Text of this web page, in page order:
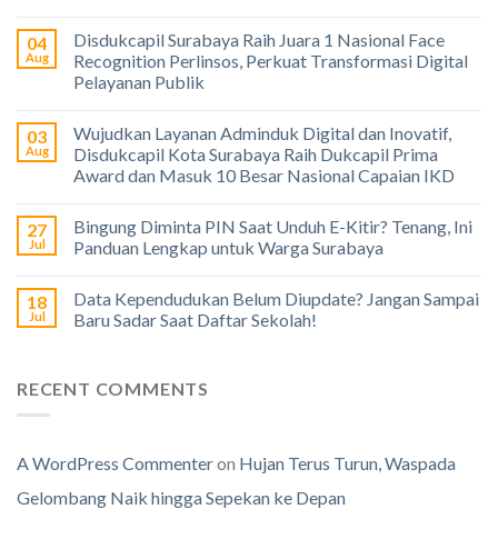
04
Aug
Disdukcapil Surabaya Raih Juara 1 Nasional Face
Recognition Perlinsos, Perkuat Transformasi Digital
Pelayanan Publik
03
Aug
Wujudkan Layanan Adminduk Digital dan Inovatif,
Disdukcapil Kota Surabaya Raih Dukcapil Prima
Award dan Masuk 10 Besar Nasional Capaian IKD
27
Jul
Bingung Diminta PIN Saat Unduh E-Kitir? Tenang, Ini
Panduan Lengkap untuk Warga Surabaya
18
Jul
Data Kependudukan Belum Diupdate? Jangan Sampai
Baru Sadar Saat Daftar Sekolah!
RECENT COMMENTS
A WordPress Commenteron Hujan Terus Turun, Waspada
Gelombang Naik hingga Sepekan ke Depan